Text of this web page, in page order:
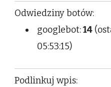
Odwiedziny botów:
googlebot:14
05:53:15)
Podlinkuj wpis: